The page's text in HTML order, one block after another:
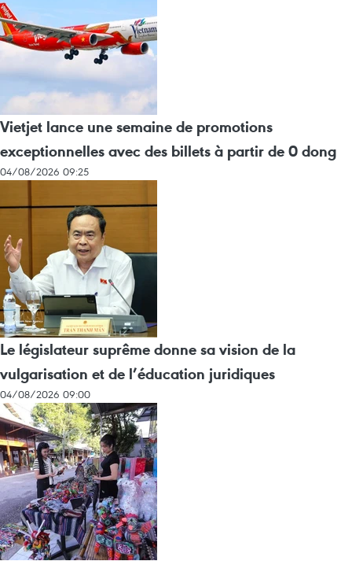
Vietjet lance une semaine de promotions
exceptionnelles avec des billets à partir de 0 dong
04/08/2026 09:25
Le législateur suprême donne sa vision de la
vulgarisation et de l’éducation juridiques
04/08/2026 09:00